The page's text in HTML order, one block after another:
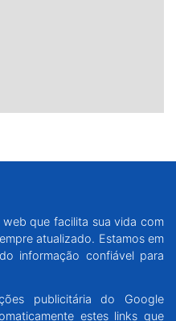
que facilita sua vida com
atualizado. Estamos em
informação confiável para
publicitária do Google
estes links que